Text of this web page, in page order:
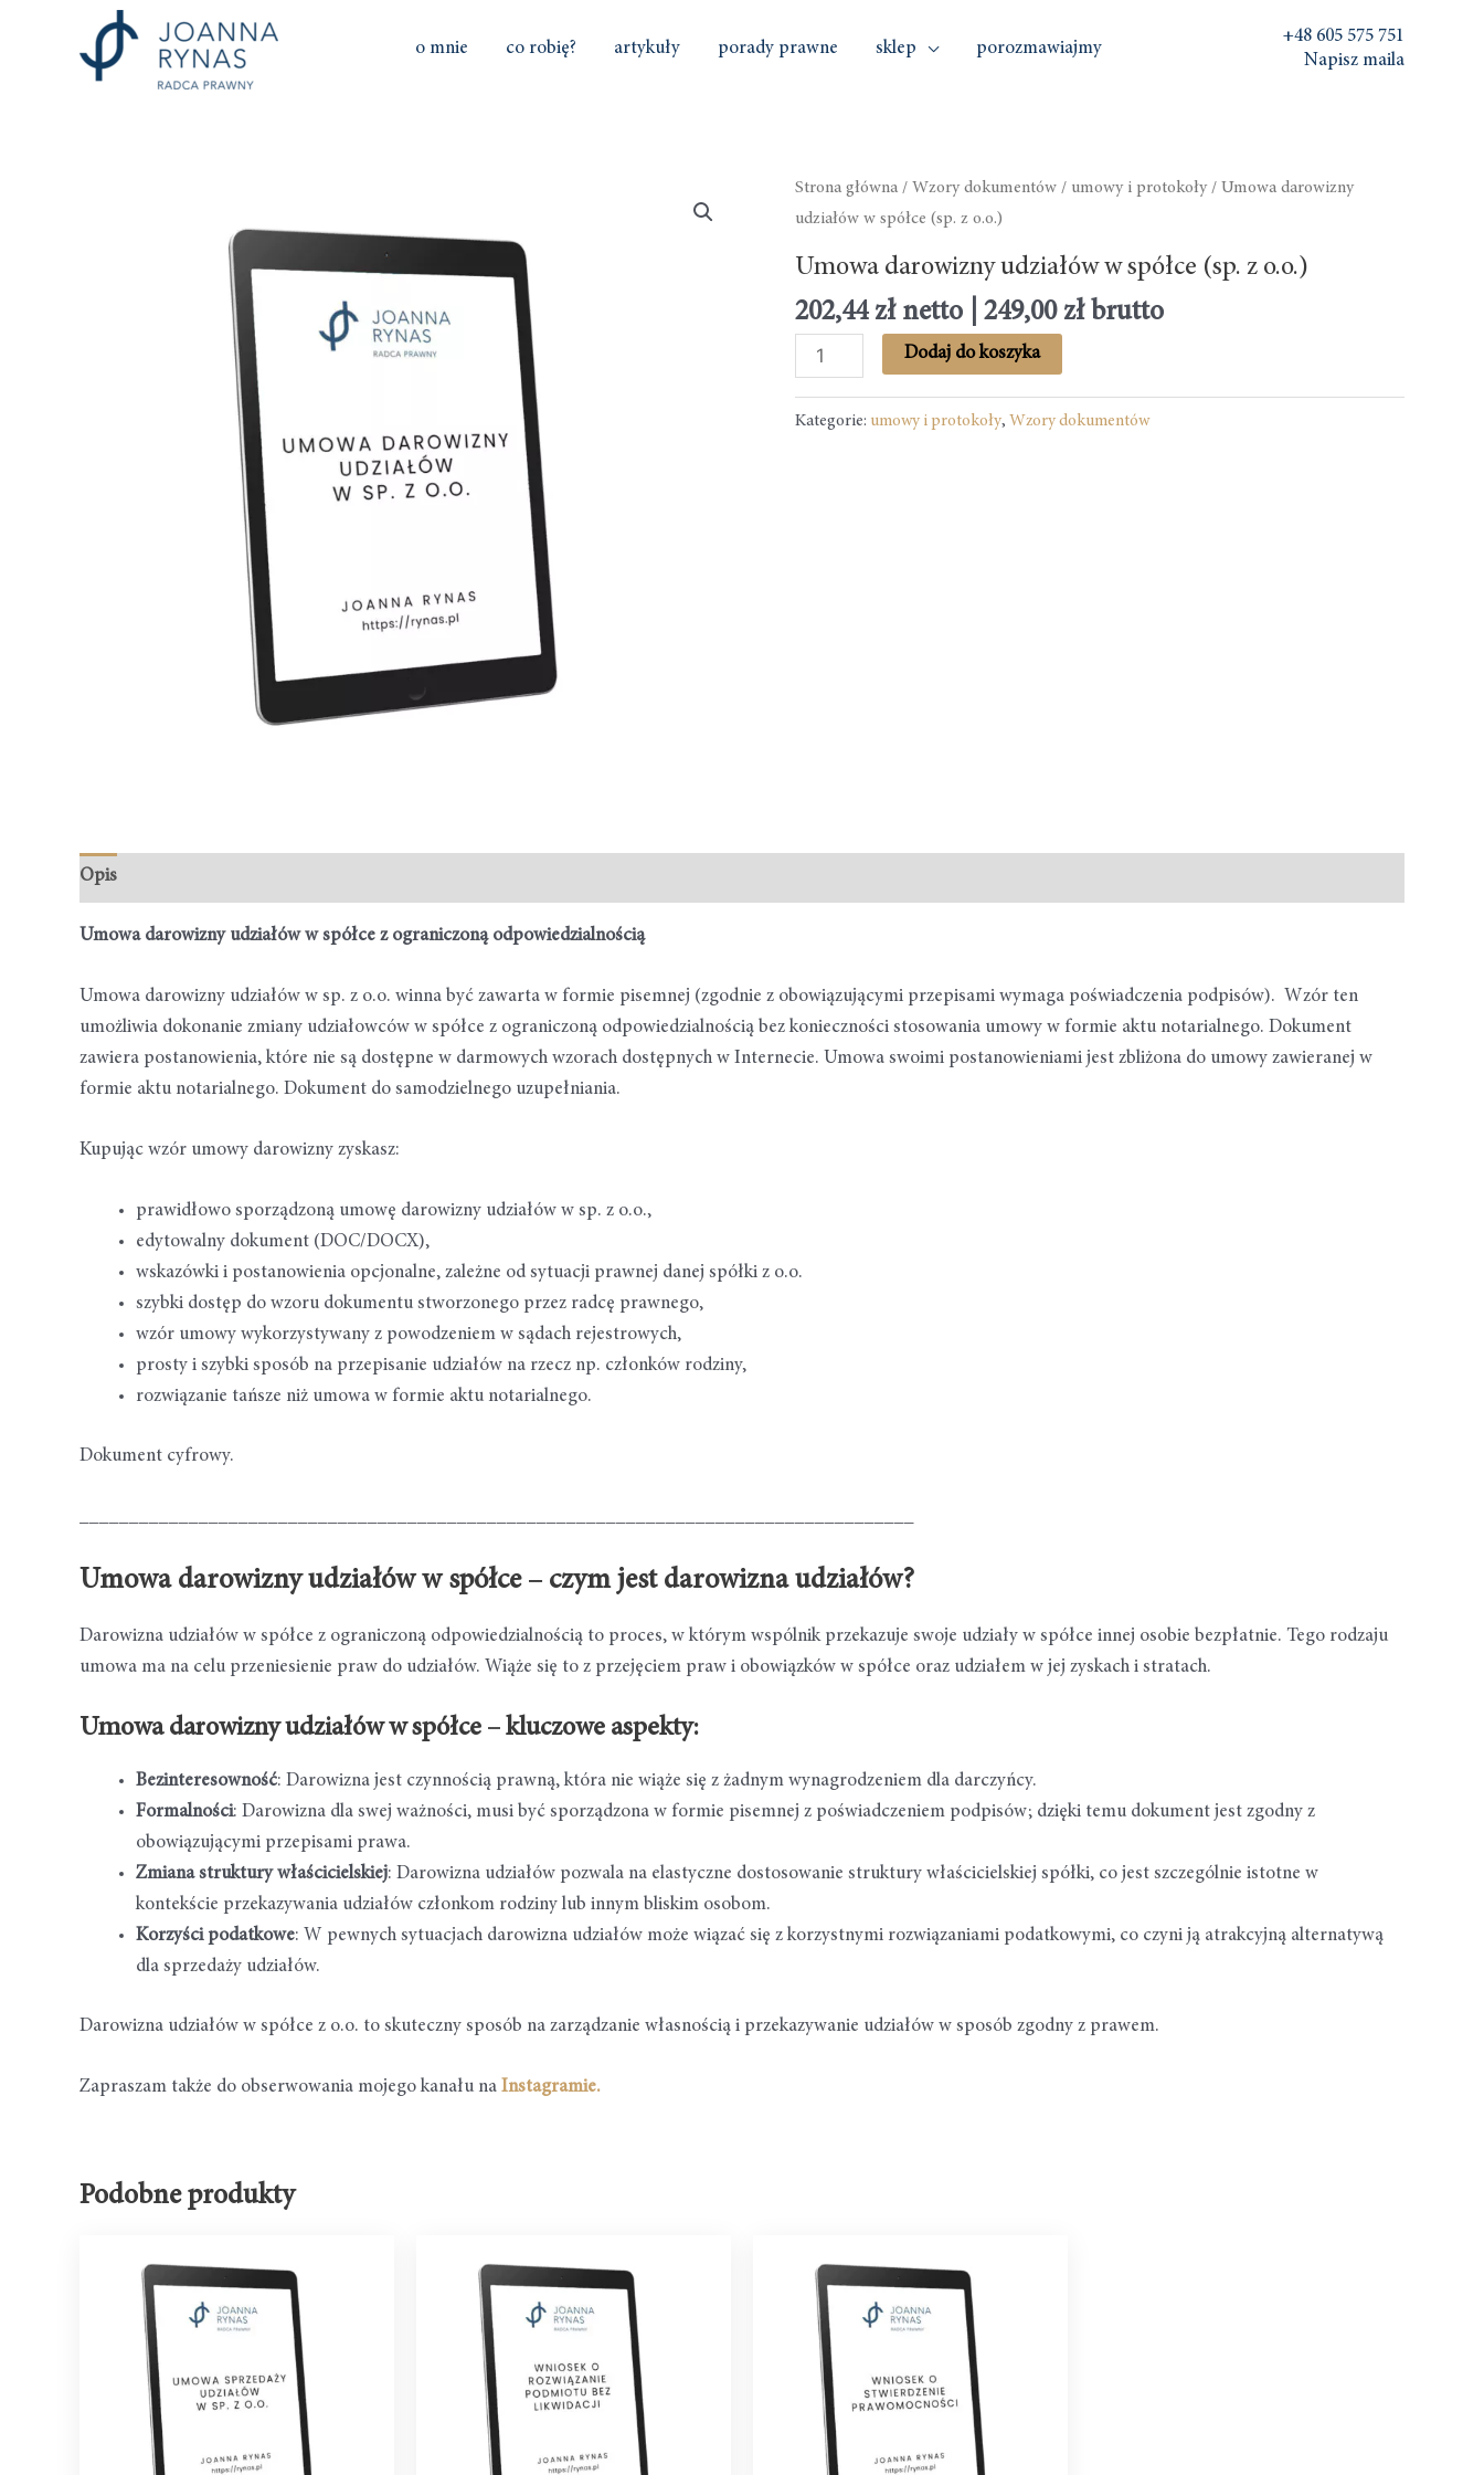
o mnie co robię? artykuły porady prawne sklep porozmawiajmy
+48 605 575 751
Napisz maila
Strona główna / Wzory dokumentów / umowy i protokoły/ Umowa darowizny
udziałów w spółce (sp. z o.o.)
Umowa darowizny udziałów w spółce (sp. z o.o.)
202,44 złnetto 249,00 złbrutto
ilość
Umowa
udziałów
w
(sp.
z
o.o.)
Dodaj do koszyka
Kategorie: umowy i protokoły, Wzory dokumentów
Opis
Umowa darowizny udziałów w spółce z ograniczoną odpowiedzialnością
Umowa darowizny udziałów w sp. z o.o. winna być zawarta w formie pisemnej (zgodnie z obowiązującymi przepisami wymaga poświadczenia podpisów). Wzór ten
umożliwia dokonanie zmiany udziałowców w spółce z ograniczoną odpowiedzialnością bez konieczności stosowania umowy w formie aktu notarialnego. Dokument
zawiera postanowienia, które nie są dostępne w darmowych wzorach dostępnych w Internecie. Umowa swoimi postanowieniami jest zbliżona do umowy zawieranej w
formie aktu notarialnego. Dokument do samodzielnego uzupełniania.
Kupując wzór umowy darowizny zyskasz:
prawidłowo sporządzoną umowę darowizny udziałów w sp. z o.o.,
edytowalny dokument (DOC/DOCX),
wskazówki i postanowienia opcjonalne, zależne od sytuacji prawnej danej spółki z o.o.
szybki dostęp do wzoru dokumentu stworzonego przez radcę prawnego,
wzór umowy wykorzystywany z powodzeniem w sądach rejestrowych,
prosty i szybki sposób na przepisanie udziałów na rzecz np. członków rodziny,
rozwiązanie tańsze niż umowa w formie aktu notarialnego.
Dokument cyfrowy.
Umowa darowizny udziałów w spółce – czym jest darowizna udziałów?
Darowizna udziałów w spółce z ograniczoną odpowiedzialnością to proces, w którym wspólnik przekazuje swoje udziały w spółce innej osobie bezpłatnie. Tego rodzaju
umowa ma na celu przeniesienie praw do udziałów. Wiąże się to z przejęciem praw i obowiązków w spółce oraz udziałem w jej zyskach i stratach.
Umowa darowizny udziałów w spółce – kluczowe aspekty:
Bezinteresowność: Darowizna jest czynnością prawną, która nie wiąże się z żadnym wynagrodzeniem dla darczyńcy.
Formalności: Darowizna dla swej ważności, musi być sporządzona w formie pisemnej z poświadczeniem podpisów; dzięki temu dokument jest zgodny z
obowiązującymi przepisami prawa.
Zmiana struktury właścicielskiej: Darowizna udziałów pozwala na elastyczne dostosowanie struktury właścicielskiej spółki, co jest szczególnie istotne w
kontekście przekazywania udziałów członkom rodziny lub innym bliskim osobom.
Korzyści podatkowe: W pewnych sytuacjach darowizna udziałów może wiązać się z korzystnymi rozwiązaniami podatkowymi, co czyni ją atrakcyjną alternatywą
dla sprzedaży udziałów.
Darowizna udziałów w spółce z o.o. to skuteczny sposób na zarządzanie własnością i przekazywanie udziałów w sposób zgodny z prawem.
Zapraszam także do obserwowania mojego kanału na Instagramie.
Podobne produkty